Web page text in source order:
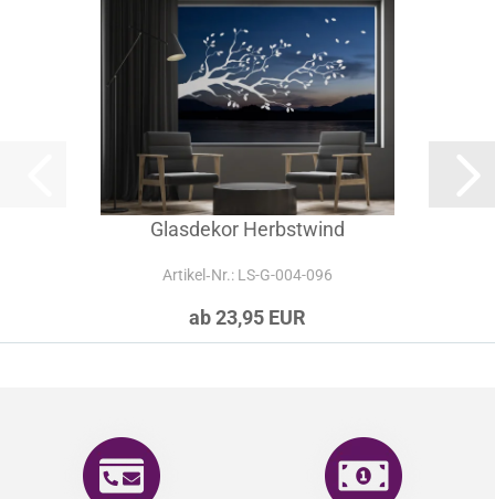
Glasdekor Herbstwind
Artikel‑Nr.: LS-G-004-096
ab 23,95 EUR